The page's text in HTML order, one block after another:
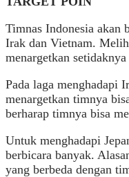
Timnas Indonesia akan
Irak dan Vietnam.
menargetkan
Pada laga menghadapi
menargetkan timnya
berharap timnya bisa
Untuk menghadapi
berbicara banyak.
yang berbeda dengan